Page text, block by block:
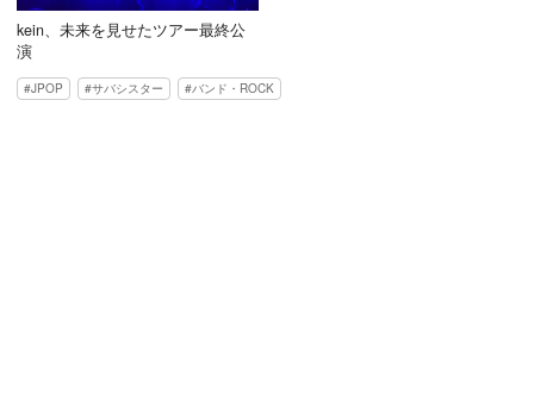
kein、未来を見せたツアー最終公
演
JPOP サバシスター バンド・ROCK